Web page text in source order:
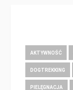
AKTYWNOŚĆ
DOGTREKKING
PIELĘGNACJA